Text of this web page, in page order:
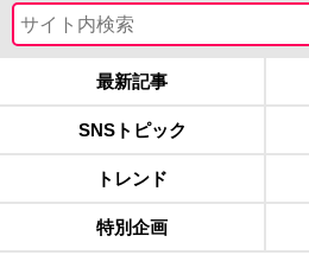
最新記事
SNSトピック
トレンド
特別企画